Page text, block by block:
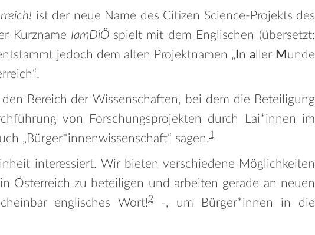
ist der neue Name des Citizen Science-Projekts des
Kurzname IamDiÖ spielt mit dem Englischen (übersetzt:
jedoch dem alten Projektnamen „ n a ller M unde
Bereich der Wissenschaften, bei dem die Beteiligung
von Forschungsprojekten durch Lai*innen im
„Bürger*innenwissenschaft“ sagen.1
interessiert. Wir bieten verschiedene Möglichkeiten
Österreich zu beteiligen und arbeiten gerade an neuen
englisches Wort!2
-, um Bürger*innen in die